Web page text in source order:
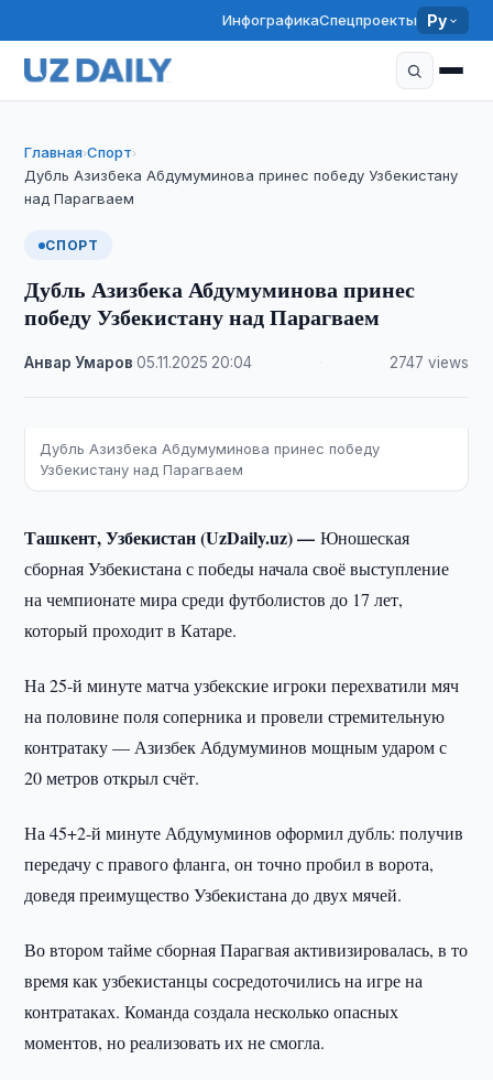
ИнфографикаСпецпроекты Ру
Главная›Спорт›
Дубль Азизбека Абдумуминова принес победу Узбекистану
над Парагваем
СПОРТ
Дубль Азизбека Абдумуминова принес
победу Узбекистану над Парагваем
Анвар Умаров ·05.11.2025 20:04 2747 views
Дубль Азизбека Абдумуминова принес победу
Узбекистану над Парагваем
Ташкент, Узбекистан (UzDaily.uz) —Юношеская
сборная Узбекистана с победы начала своё выступление
на чемпионате мира среди футболистов до 17 лет,
который проходит в Катаре.
На 25-й минуте матча узбекские игроки перехватили мяч
на половине поля соперника и провели стремительную
контратаку — Азизбек Абдумуминов мощным ударом с
20 метров открыл счёт.
На 45+2-й минуте Абдумуминов оформил дубль: получив
передачу с правого фланга, он точно пробил в ворота,
доведя преимущество Узбекистана до двух мячей.
Во втором тайме сборная Парагвая активизировалась, в то
время как узбекистанцы сосредоточились на игре на
контратаках. Команда создала несколько опасных
моментов, но реализовать их не смогла.